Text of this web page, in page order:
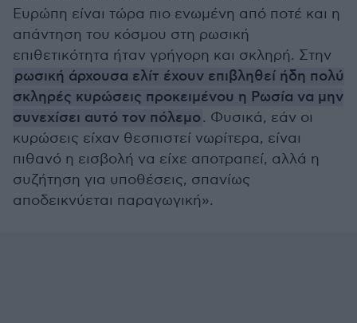
Ευρώπη είναι τώρα πιο ενωμένη από ποτέ και η
απάντηση του κόσμου στη ρωσική
επιθετικότητα ήταν γρήγορη και σκληρή. Στην
ρωσική άρχουσα ελίτ έχουν επιβληθεί ήδη πολύ
σκληρές κυρώσεις προκειμένου η Ρωσία να μην
συνεχίσει αυτό τον πόλεμο. Φυσικά, εάν οι
κυρώσεις είχαν θεσπιστεί νωρίτερα, είναι
πιθανό η εισβολή να είχε αποτραπεί, αλλά η
συζήτηση για υποθέσεις, σπανίως
αποδεικνύεται παραγωγική».